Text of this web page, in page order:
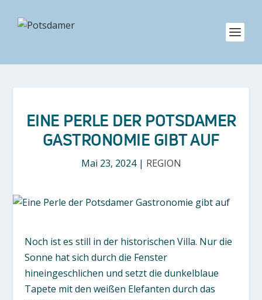
EINE PERLE DER POTSDAMER
GASTRONOMIE GIBT AUF
Mai 23, 2024| REGION
Noch ist es still in der historischen Villa. Nur die
Sonne hat sich durch die Fenster
hineingeschlichen und setzt die dunkelblaue
Tapete mit den weißen Elefanten durch das